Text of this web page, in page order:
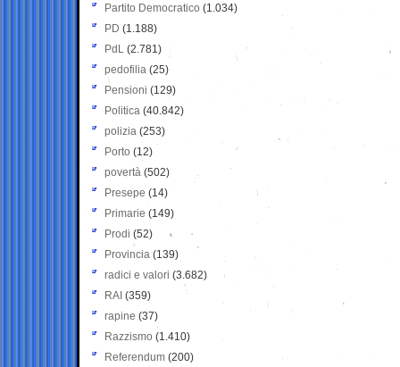
Partito Democratico (1.034)
PD (1.188)
PdL (2.781)
pedofilia (25)
Pensioni (129)
Politica (40.842)
polizia (253)
Porto (12)
povertà (502)
Presepe (14)
Primarie (149)
Prodi (52)
Provincia (139)
radici e valori (3.682)
RAI (359)
rapine (37)
Razzismo (1.410)
Referendum (200)